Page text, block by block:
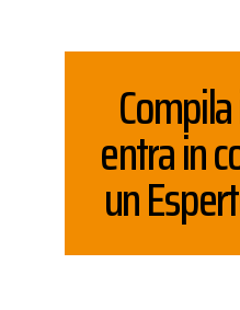
entra in
un